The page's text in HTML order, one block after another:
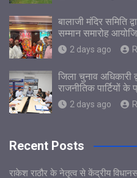
बालाजी मंदिर समिति
सम्मान समारोह
2 days ago
जिला चुनाव अधिकारी
राजनीतिक पार्टियों के
2 days ago
Recent Posts
राकेश राठौर के नेतृत्व से केंद्रीय